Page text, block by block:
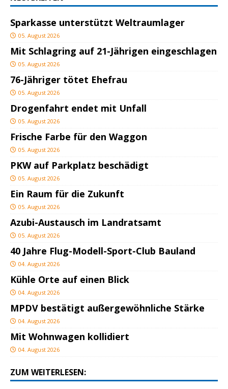
Sparkasse unterstützt Weltraumlager
05. August 2026
Mit Schlagring auf 21-Jährigen eingeschlagen
05. August 2026
76-Jähriger tötet Ehefrau
05. August 2026
Drogenfahrt endet mit Unfall
05. August 2026
Frische Farbe für den Waggon
05. August 2026
PKW auf Parkplatz beschädigt
05. August 2026
Ein Raum für die Zukunft
05. August 2026
Azubi-Austausch im Landratsamt
05. August 2026
40 Jahre Flug-Modell-Sport-Club Bauland
04. August 2026
Kühle Orte auf einen Blick
04. August 2026
MPDV bestätigt außergewöhnliche Stärke
04. August 2026
Mit Wohnwagen kollidiert
04. August 2026
ZUM WEITERLESEN: